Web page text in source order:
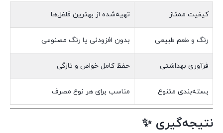
کیفیت ممتاز تهیه‌شده از بهترین فلفل‌ها
رنگ و طعم طبیعی بدون افزودنی یا رنگ مصنوعی
فرآوری بهداشتی حفظ کامل خواص و تازگی
بسته‌بندی متنوع مناسب برای هر نوع مصرف
نتیجه‌گیری ✨